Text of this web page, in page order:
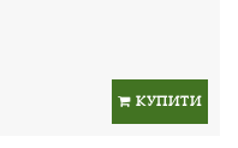
КУПИТИ